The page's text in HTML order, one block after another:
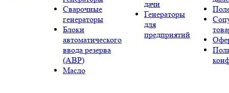
Сварочные
генераторы
Блоки
автоматического
ввода резерва
(АВР)
Масло
дачи
Генераторы
для
предприятий